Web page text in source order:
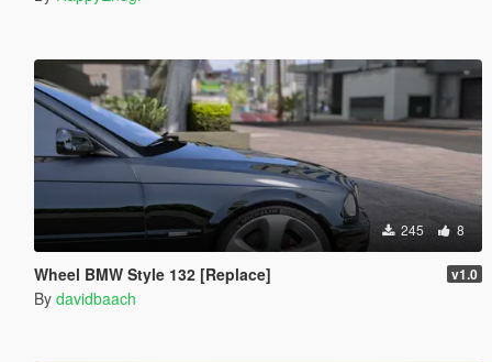
245 8
Wheel BMW Style 132 [Replace] v1.0
By davidbaach